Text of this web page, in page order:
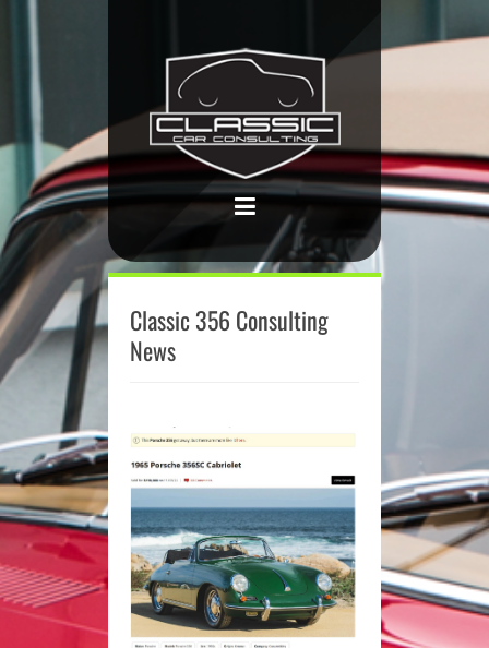
Classic 356 Consulting
News